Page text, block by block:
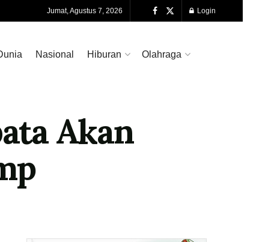
Jumat, Agustus 7, 2026 Login
Nasional Hiburan Olahraga
Akan